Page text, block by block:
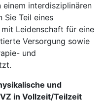
interdisziplinären
Sie Teil eines
Leidenschaft für eine
Versorgung sowie
und
und
in Vollzeit/Teilzeit